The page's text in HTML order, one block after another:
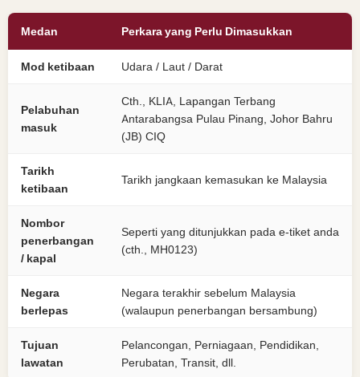
Medan Perkara yang Perlu Dimasukkan
Mod ketibaan Udara / Laut / Darat
Pelabuhan
masuk
Cth., KLIA, Lapangan Terbang
Antarabangsa Pulau Pinang, Johor Bahru
(JB) CIQ
Tarikh
ketibaan
Tarikh jangkaan kemasukan ke Malaysia
Nombor
penerbangan
/ kapal
Seperti yang ditunjukkan pada e-tiket anda
(cth., MH0123)
Negara
berlepas
Negara terakhir sebelum Malaysia
(walaupun penerbangan bersambung)
Tujuan
lawatan
Pelancongan, Perniagaan, Pendidikan,
Perubatan, Transit, dll.